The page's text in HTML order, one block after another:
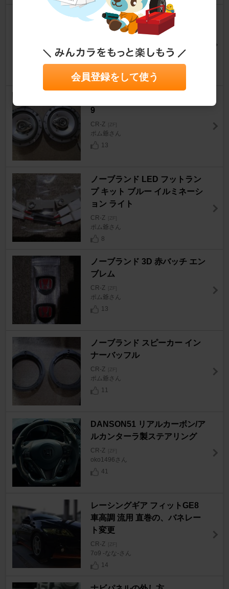
ノーブランド マジックテープ式
ティッシュ車載ホルダー
ポム爺さん
11
9
CR-Z [ZF]
ポム爺さん
13
ノーブランド LED フットラン
プ キット ブルー イルミネーシ
ョン ライト
CR-Z [ZF]
ポム爺さん
8
ノーブランド 3D 赤バッチ エン
ブレム
CR-Z [ZF]
ポム爺さん
13
ノーブランド スピーカー イン
ナーバッフル
CR-Z [ZF]
ポム爺さん
11
DANSON51 リアルカーボン/ア
ルカンターラ製ステアリング
CR-Z [ZF]
oko1496さん
41
レーシングギア フィットGE8
車高調 流用 直巻の、バネレー
ト変更
CR-Z [ZF]
7o9 -なな-さん
14
会員登録をして使う